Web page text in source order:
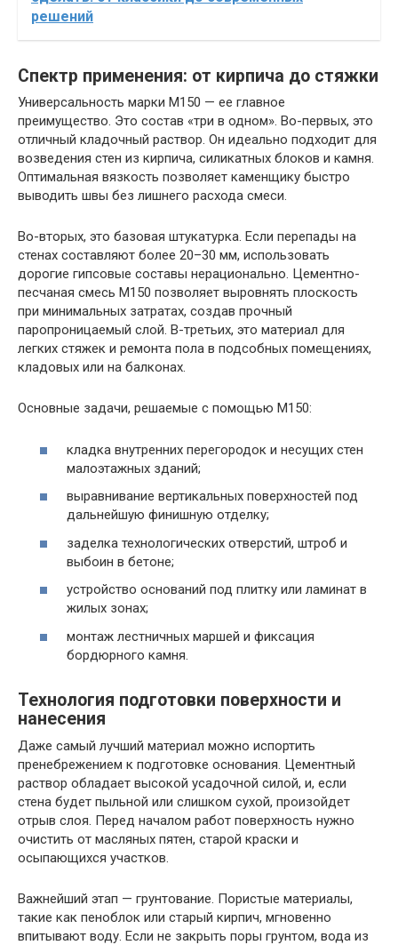
решений
Спектр применения: от кирпича до стяжки
Универсальность марки М150 — ее главное
преимущество. Это состав «три в одном». Во-первых, это
отличный кладочный раствор. Он идеально подходит для
возведения стен из кирпича, силикатных блоков и камня.
Оптимальная вязкость позволяет каменщику быстро
выводить швы без лишнего расхода смеси.
Во-вторых, это базовая штукатурка. Если перепады на
стенах составляют более 20–30 мм, использовать
дорогие гипсовые составы нерационально. Цементно-
песчаная смесь М150 позволяет выровнять плоскость
при минимальных затратах, создав прочный
паропроницаемый слой. В-третьих, это материал для
легких стяжек и ремонта пола в подсобных помещениях,
кладовых или на балконах.
Основные задачи, решаемые с помощью М150:
кладка внутренних перегородок и несущих стен
малоэтажных зданий;
выравнивание вертикальных поверхностей под
дальнейшую финишную отделку;
заделка технологических отверстий, штроб и
выбоин в бетоне;
устройство оснований под плитку или ламинат в
жилых зонах;
монтаж лестничных маршей и фиксация
бордюрного камня.
Технология подготовки поверхности и
нанесения
Даже самый лучший материал можно испортить
пренебрежением к подготовке основания. Цементный
раствор обладает высокой усадочной силой, и, если
стена будет пыльной или слишком сухой, произойдет
отрыв слоя. Перед началом работ поверхность нужно
очистить от масляных пятен, старой краски и
осыпающихся участков.
Важнейший этап — грунтование. Пористые материалы,
такие как пеноблок или старый кирпич, мгновенно
впитывают воду. Если не закрыть поры грунтом, вода из